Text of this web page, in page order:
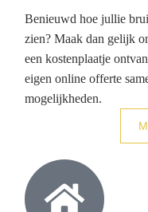
Benieuwd hoe jullie
zien? Maak dan gelijk
een kostenplaatje
eigen online offerte
mogelijkheden.